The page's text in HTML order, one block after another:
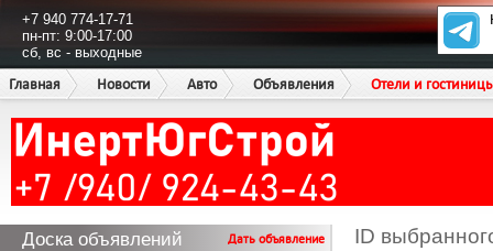
+7 940 774-17-71
пн-пт: 9:00-17:00
сб, вс - выходные
Главная
Новости Авто Объявления Отели и
Доска объявлений Дать объявление ID